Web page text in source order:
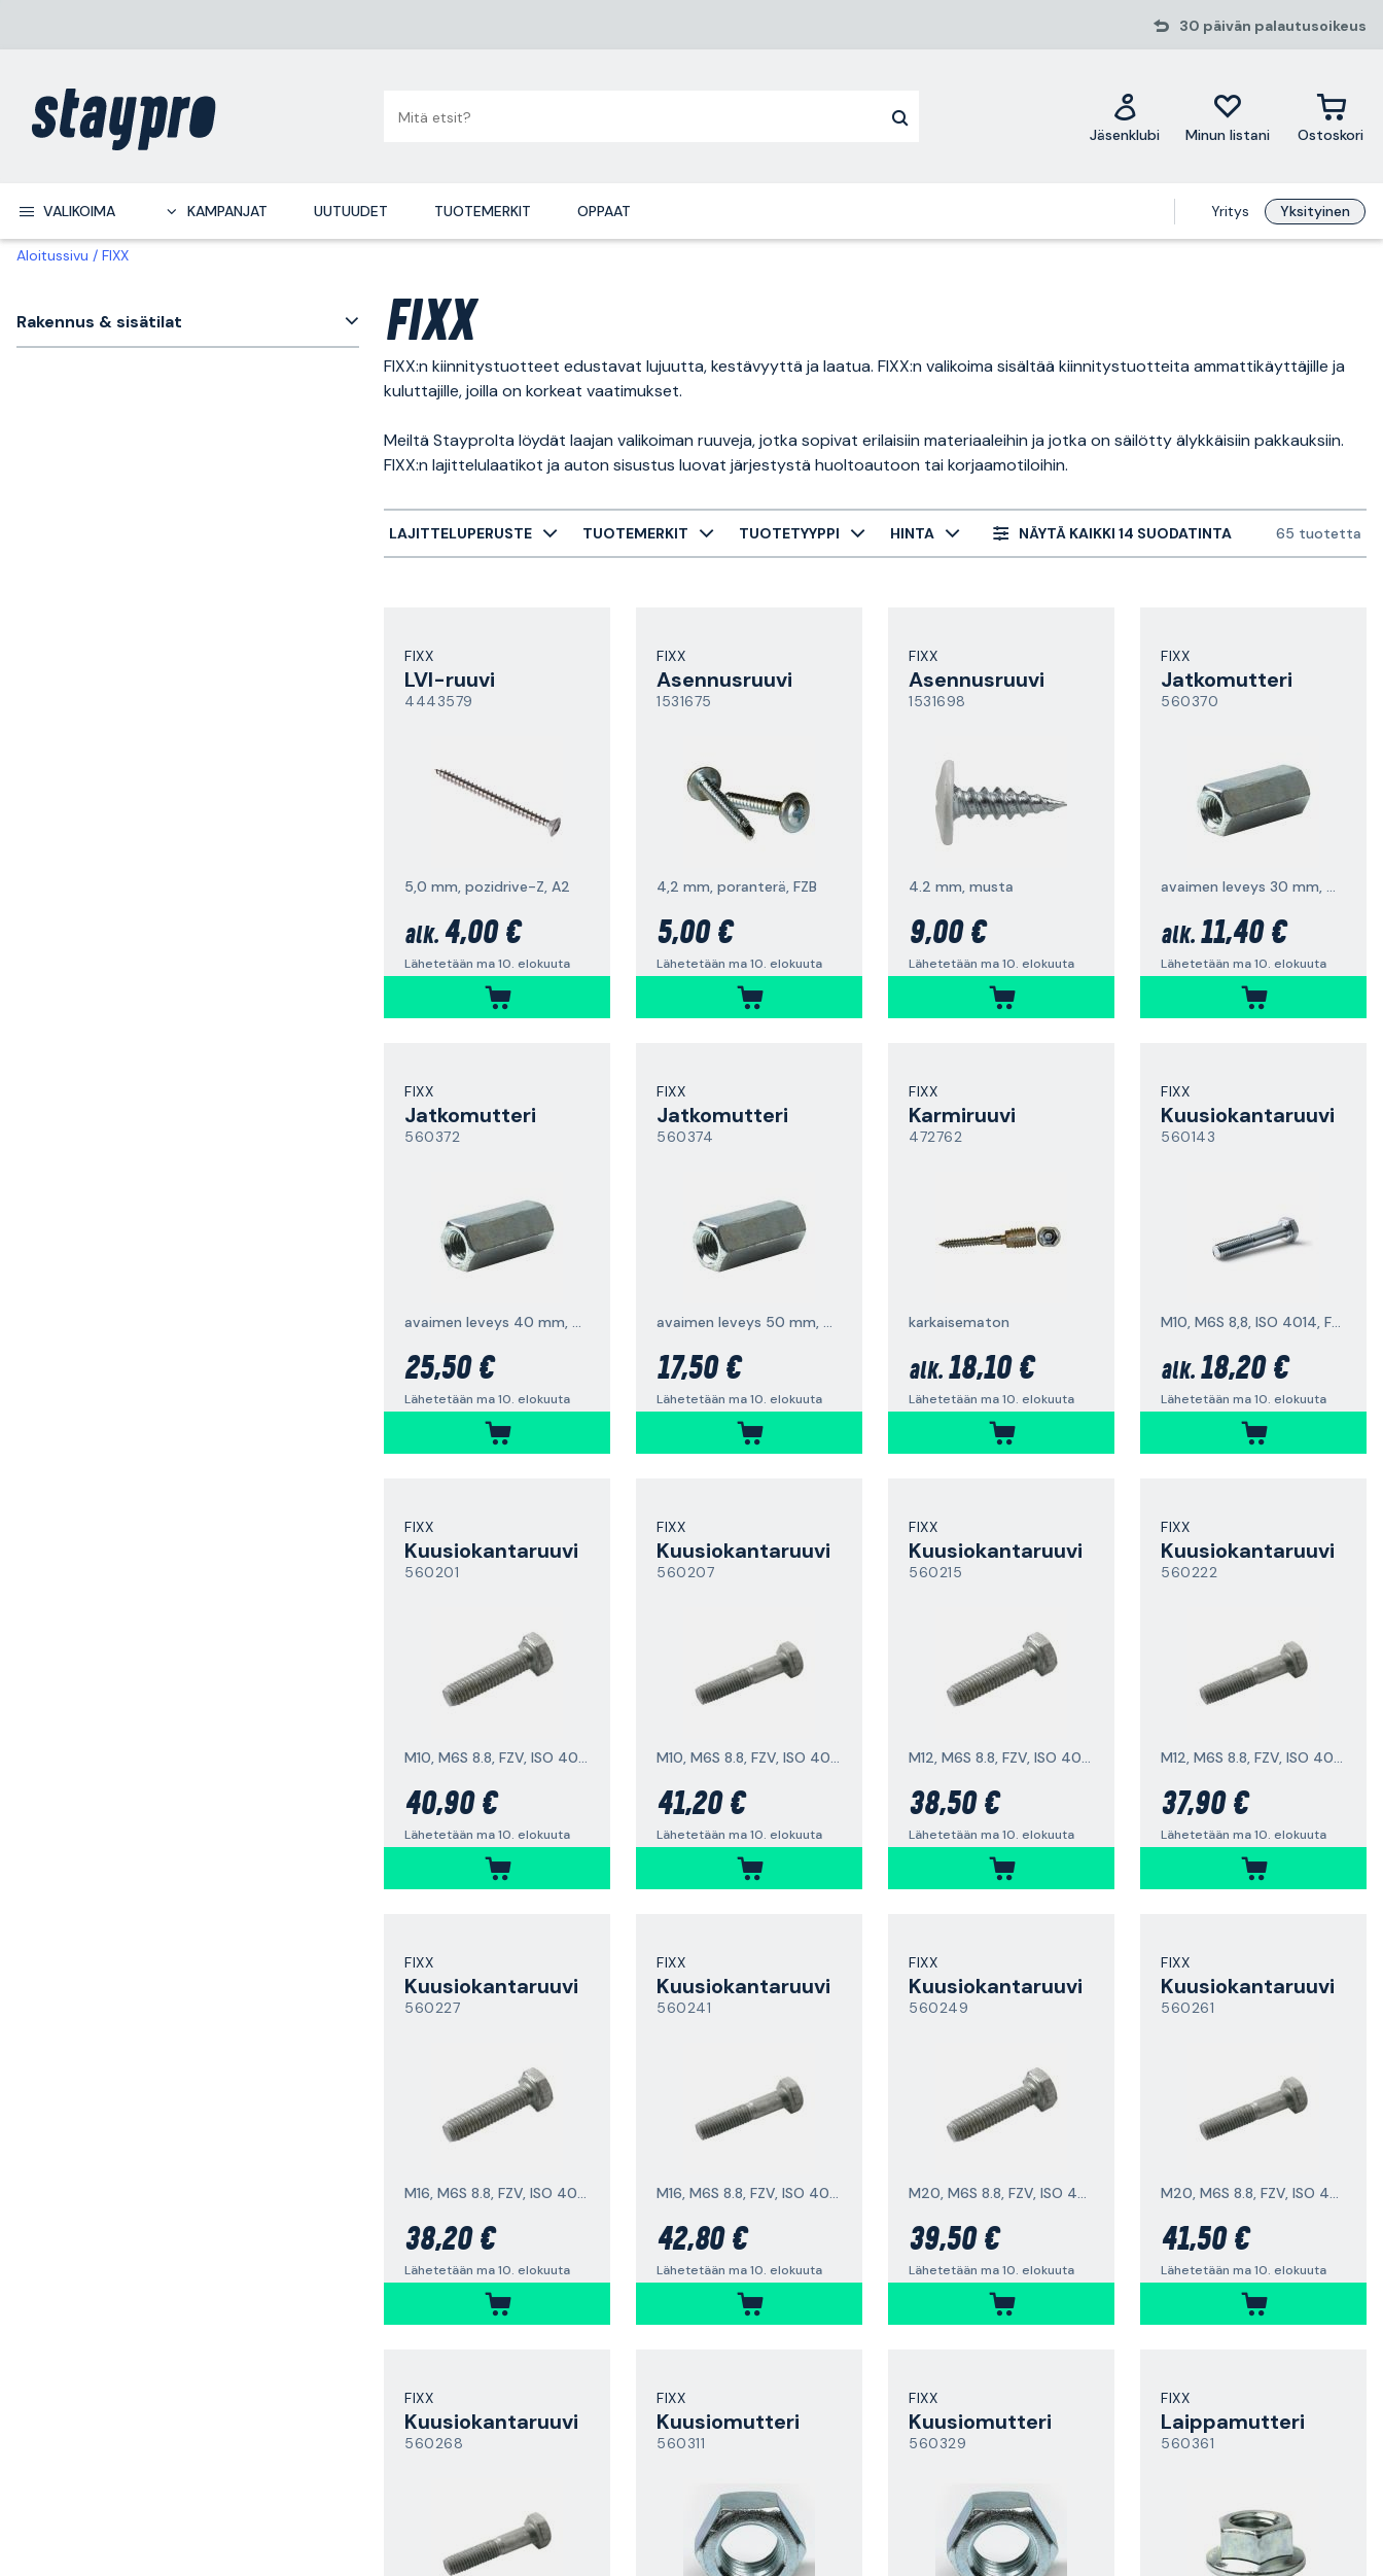
30 päivän palautusoikeus
Jäsenklubi Minun listani Ostoskori
VALIKOIMA KAMPANJAT UUTUUDET TUOTEMERKIT OPPAAT Yritys Yksityinen
Aloitussivu FIXX
Rakennus & sisätilat FIXX
FIXX:n kiinnitystuotteet edustavat lujuutta, kestävyyttä ja laatua. FIXX:n valikoima sisältää kiinnitystuotteita ammattikäyttäjille ja
kuluttajille, joilla on korkeat vaatimukset.
Meiltä Stayprolta löydät laajan valikoiman ruuveja, jotka sopivat erilaisiin materiaaleihin ja jotka on säilötty älykkäisiin pakkauksiin.
FIXX:n lajittelulaatikot ja auton sisustus luovat järjestystä huoltoautoon tai korjaamotiloihin.
LAJITTELUPERUSTE TUOTEMERKIT TUOTETYYPPI HINTA NÄYTÄ KAIKKI 14 SUODATINTA 65 tuotetta
FIXX
LVI-ruuvi
4443579
5,0 mm, pozidrive-Z, A2
alk. 4,00 €
Lähetetään ma 10. elokuuta
FIXX
Asennusruuvi
1531675
4,2 mm, poranterä, FZB
5,00 €
Lähetetään ma 10. elokuuta
FIXX
Asennusruuvi
1531698
4.2 mm, musta
9,00 €
Lähetetään ma 10. elokuuta
FIXX
Jatkomutteri
560370
avaimen leveys 30 mm, M6HM, FZB
alk. 11,40 €
Lähetetään ma 10. elokuuta
FIXX
Jatkomutteri
560372
avaimen leveys 40 mm, M6HM, FZB
25,50 €
Lähetetään ma 10. elokuuta
FIXX
Jatkomutteri
560374
avaimen leveys 50 mm, M6HM, FZB
17,50 €
Lähetetään ma 10. elokuuta
FIXX
Karmiruuvi
472762
karkaisematon
alk. 18,10 €
Lähetetään ma 10. elokuuta
FIXX
Kuusiokantaruuvi
560143
M10, M6S 8,8, ISO 4014, FZB
alk. 18,20 €
Lähetetään ma 10. elokuuta
FIXX
Kuusiokantaruuvi
560201
M10, M6S 8.8, FZV, ISO 4017
40,90 €
Lähetetään ma 10. elokuuta
FIXX
Kuusiokantaruuvi
560207
M10, M6S 8.8, FZV, ISO 4014
41,20 €
Lähetetään ma 10. elokuuta
FIXX
Kuusiokantaruuvi
560215
M12, M6S 8.8, FZV, ISO 4017
38,50 €
Lähetetään ma 10. elokuuta
FIXX
Kuusiokantaruuvi
560222
M12, M6S 8.8, FZV, ISO 4014
37,90 €
Lähetetään ma 10. elokuuta
FIXX
Kuusiokantaruuvi
560227
M16, M6S 8.8, FZV, ISO 4017
38,20 €
Lähetetään ma 10. elokuuta
FIXX
Kuusiokantaruuvi
560241
M16, M6S 8.8, FZV, ISO 4014
42,80 €
Lähetetään ma 10. elokuuta
FIXX
Kuusiokantaruuvi
560249
M20, M6S 8.8, FZV, ISO 4017
39,50 €
Lähetetään ma 10. elokuuta
FIXX
Kuusiokantaruuvi
560261
M20, M6S 8.8, FZV, ISO 4014
41,50 €
Lähetetään ma 10. elokuuta
FIXX
Kuusiokantaruuvi
560268
FIXX
Kuusiomutteri
560311
FIXX
Kuusiomutteri
560329
FIXX
Laippamutteri
560361